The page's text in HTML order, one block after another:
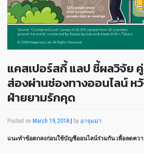
แคสเปอร์สกี้ แลป ชี้ผลวิจัย
ส่องผ่านช่องทางออนไลน์ ห
ฝ่ายยามรักคุด
Posted on March 19, 2018 | by อาจุมม่า
แนะทำข้อตกลงก่อนใช้บัญชีออนไลน์ร่วมกัน เพื่อลดคว